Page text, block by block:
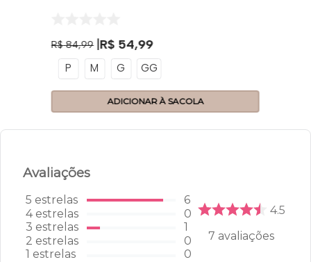
R$ 84,99 R$ 54,99
P M G GG
ADICIONAR À SACOLA
Avaliações
5 estrelas
4estrelas
3 estrelas
2 estrelas
1 estrelas
6
0
1
0
0
4.5
7 avaliações